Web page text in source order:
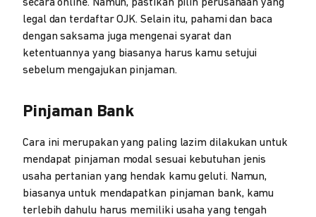
secara online. Namun, pastikan pilih perusahaan yang
legal dan terdaftar OJK. Selain itu, pahami dan baca
dengan saksama juga mengenai syarat dan
ketentuannya yang biasanya harus kamu setujui
sebelum mengajukan pinjaman.
Pinjaman Bank
Cara ini merupakan yang paling lazim dilakukan untuk
mendapat pinjaman modal sesuai kebutuhan jenis
usaha pertanian yang hendak kamu geluti. Namun,
biasanya untuk mendapatkan pinjaman bank, kamu
terlebih dahulu harus memiliki usaha yang tengah